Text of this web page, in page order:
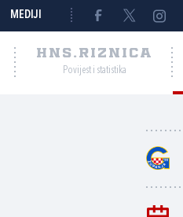
MEDIJI
HNS.RIZNICA
Povijest i statistika